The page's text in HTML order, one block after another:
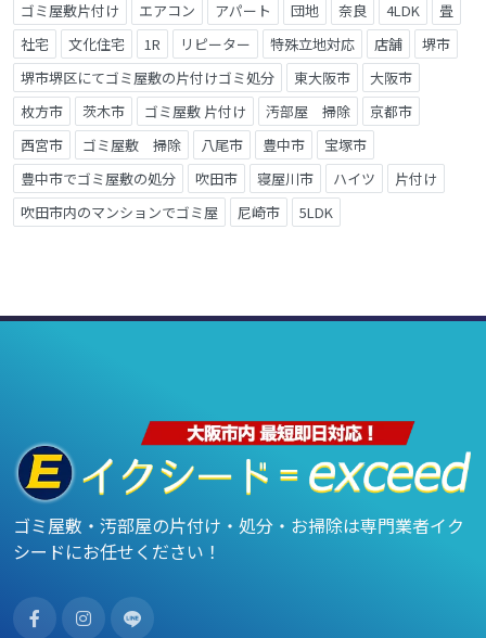
ゴミ屋敷片付け
エアコン アパート 団地 奈良 4LDK
畳
社宅
文化住宅 1R リピーター 特殊立地対応 店舗
堺市
堺市堺区にてゴミ屋敷の片付けゴミ処分
東大阪市
大阪市
枚方市
茨木市 ゴミ屋敷 片付け 汚部屋 掃除
京都市
西宮市
ゴミ屋敷 掃除 八尾市 豊中市
宝塚市
豊中市でゴミ屋敷の処分
吹田市 寝屋川市 ハイツ
片付け
吹田市内のマンションでゴミ屋
尼崎市 5LDK
ゴミ屋敷・汚部屋の片付け・処分・お掃除は専門業者イク
シードにお任せください！